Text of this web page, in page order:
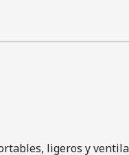
ligeros y